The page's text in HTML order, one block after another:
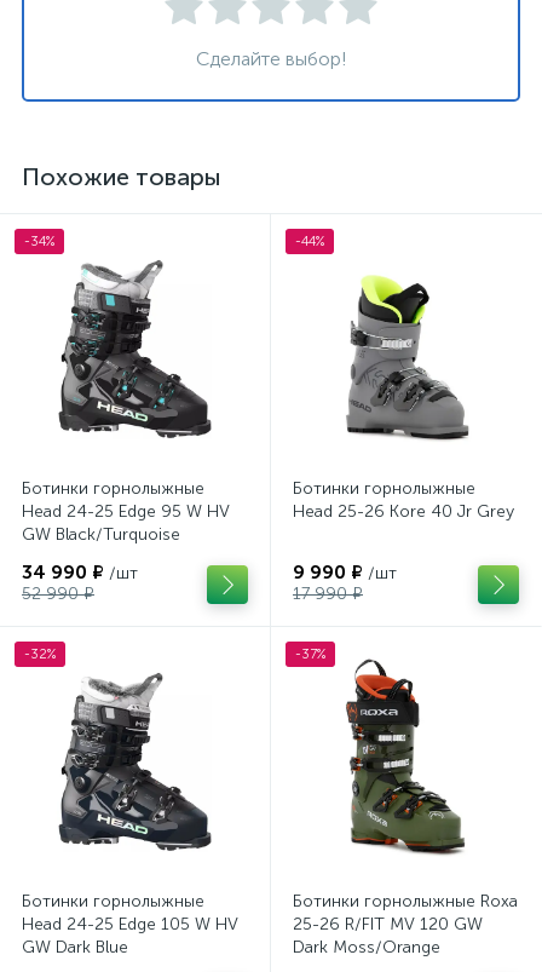
Сделайте выбор!
Похожие товары
-34%
Ботинки горнолыжные
Head 24-25 Edge 95 W HV
GW Black/Turquoise
34 990 ₽ /шт
52 990 ₽
-44%
Ботинки горнолыжные
Head 25-26 Kore 40 Jr Grey
9 990 ₽ /шт
17 990 ₽
-32%
Ботинки горнолыжные
Head 24-25 Edge 105 W HV
GW Dark Blue
-37%
Ботинки горнолыжные Roxa
25-26 R/FIT MV 120 GW
Dark Moss/Orange